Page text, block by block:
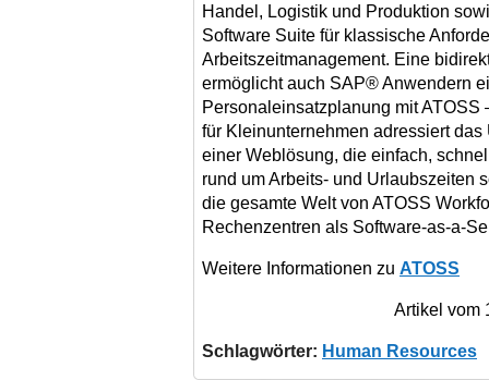
Handel, Logistik und Produktion
Software Suite für klassische
Arbeitszeitmanagement. Eine
ermöglicht auch SAP® Anwendern
Personaleinsatzplanung mit
für Kleinunternehmen adressiert
einer Weblösung, die einfach,
rund um Arbeits- und Urlaubszeiten
die gesamte Welt von ATOSS
Rechenzentren als Software-as-a-
Weitere Informationen zu ATOSS
Artikel vom
Schlagwörter: Human Resources